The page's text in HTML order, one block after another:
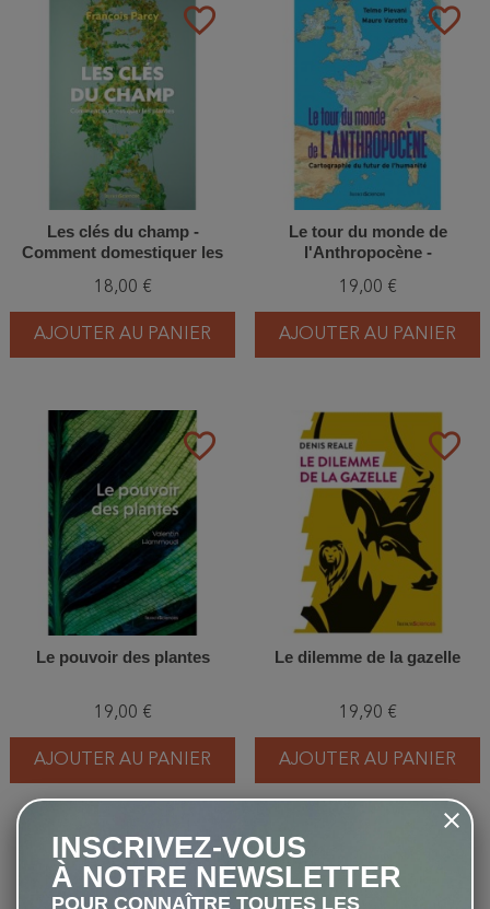
favorite_border
Les clés du champ -
Comment domestiquer les
18,00 €
AJOUTER AU PANIER
favorite_border
Le tour du monde de
l'Anthropocène -
l'humanité
19,00 €
AJOUTER AU PANIER
favorite_border
Le pouvoir des plantes
19,00 €
AJOUTER AU PANIER
favorite_border
Le dilemme de la gazelle
19,90 €
AJOUTER AU PANIER
favorite_border
INSCRIVEZ-VOUS
À NOTRE NEWSLETTER
POUR CONNAÎTRE TOUTES LES